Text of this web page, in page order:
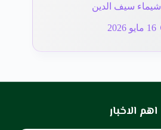
شيماء سيف الدين
16 مايو 2026
اهم الاخبار